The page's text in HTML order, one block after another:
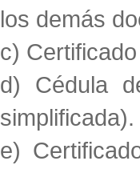
los demás
c)
d) Cédula
simplificada).
e)